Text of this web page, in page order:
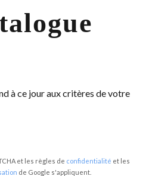
à ce jour aux critères de votre
et les règles de confidentialité et les
de Google s'appliquent.